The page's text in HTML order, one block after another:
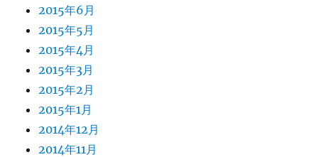
2015年6月
2015年5月
2015年4月
2015年3月
2015年2月
2015年1月
2014年12月
2014年11月